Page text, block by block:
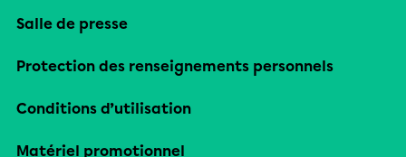
Salle de presse
Protection des renseignements personnels
Conditions d’utilisation
Matériel promotionnel